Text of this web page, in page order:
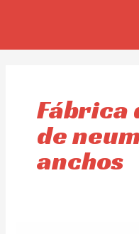
Fábrica
de
anchos